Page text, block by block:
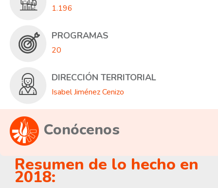
1.196
PROGRAMAS
20
DIRECCIÓN TERRITORIAL
Isabel Jiménez Cenizo
Conócenos
Resumen de lo hecho en
2018: